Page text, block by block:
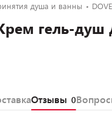
душа и ванны DOVE
гель-душ
Отзывы 0